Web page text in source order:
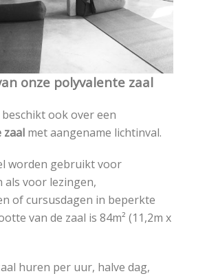
onze polyvalente zaal
ook over een
zaal met aangename lichtinval.
worden gebruikt voor
als voor lezingen,
of cursusdagen in beperkte
van de zaal is 84m² (11,2m x
huren per uur, halve dag,